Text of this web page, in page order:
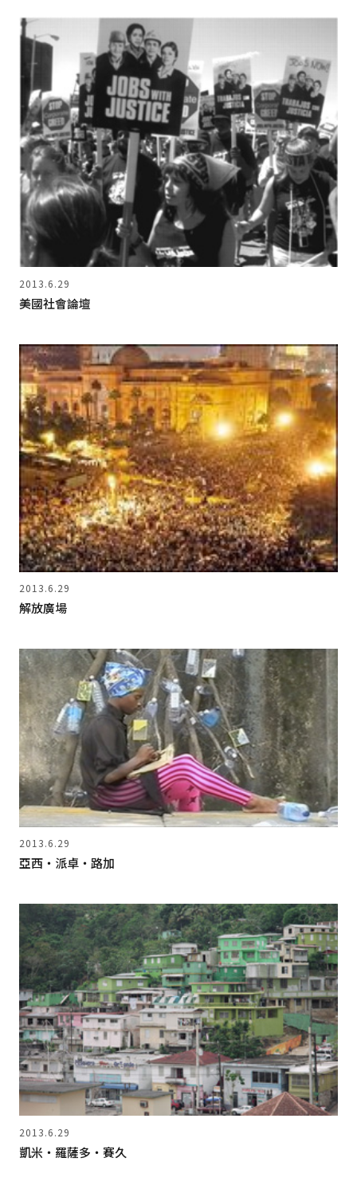
2013.6.29
美國社會論壇
2013.6.29
解放廣場
2013.6.29
亞西‧派卓‧路加
2013.6.29
凱米‧羅薩多‧賽久